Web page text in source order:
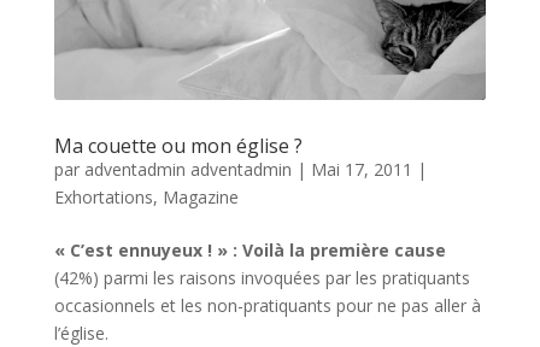
Ma couette ou mon église ?
par adventadmin adventadmin | Mai 17, 2011 |
Exhortations, Magazine
« C’est ennuyeux ! » : Voilà la première cause
(42%) parmi les raisons invoquées par les pratiquants
occasionnels et les non-pratiquants pour ne pas aller à
l’église.